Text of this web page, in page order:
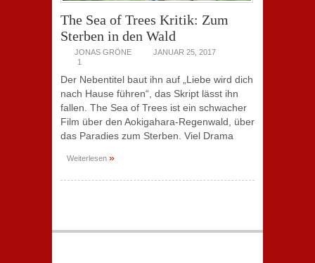
The Sea of Trees Kritik: Zum
Sterben in den Wald
JONAS GRÖNE
JANUAR 25, 2017
1
Der Nebentitel baut ihn auf „Liebe wird dich
nach Hause führen“, das Skript lässt ihn
fallen. The Sea of Trees ist ein schwacher
Film über den Aokigahara-Regenwald, über
das Paradies zum Sterben. Viel Drama
Weiterlesen »